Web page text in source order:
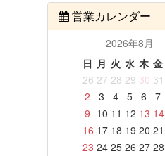
営業カレンダー
2026年8月
日 月 火 水 木 金
26 27 28 29 30 31
2
3 4 5 6 7
9 10 11 12 13 14
16 17 18 19 20 21
23 24 25 26 27 28